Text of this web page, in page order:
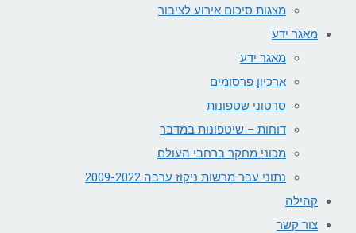
מצגות סיכום אירוע לציבור
מאגר ידע
מאגר ידע
ארכיון פרסומים
סרטוני שטפונות
דוחות – שיטפונות במדבר
מכוני מחקר ברחבי העולם
נתוני עבר מרשות ניקוז ערבה 2009-2022
קהילה
צור קשר